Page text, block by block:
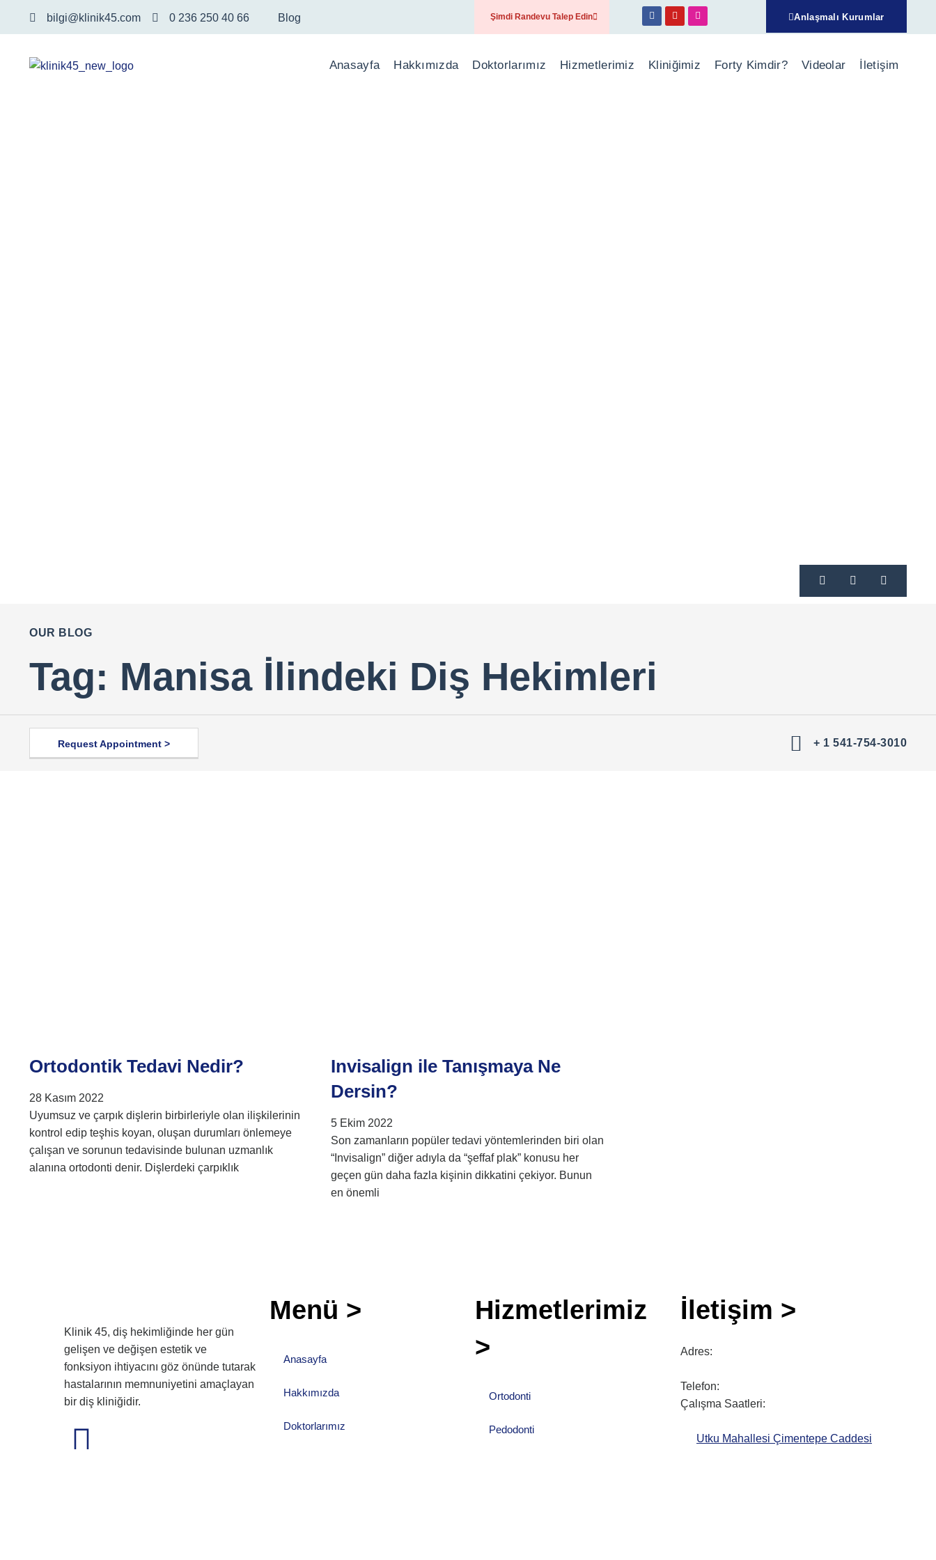
bilgi@klinik45.com 0 236 250 40 66 Blog Şimdi Randevu Talep Edin Anlaşmalı Kurumlar
Anasayfa Hakkımızda Doktorlarımız Hizmetlerimiz Kliniğimiz Forty Kimdir? Videolar İletişim
OUR BLOG
Tag: Manisa İlindeki Diş Hekimleri
Request Appointment > + 1 541-754-3010
Ortodontik Tedavi Nedir?
28 Kasım 2022
Uyumsuz ve çarpık dişlerin birbirleriyle olan ilişkilerinin
kontrol edip teşhis koyan, oluşan durumları önlemeye
çalışan ve sorunun tedavisinde bulunan uzmanlık
alanına ortodonti denir. Dişlerdeki çarpıklık
Invisalign ile Tanışmaya Ne
Dersin?
5 Ekim 2022
Son zamanların popüler tedavi yöntemlerinden biri olan
“Invisalign” diğer adıyla da “şeffaf plak” konusu her
geçen gün daha fazla kişinin dikkatini çekiyor. Bunun
en önemli
Klinik 45, diş hekimliğinde her gün
gelişen ve değişen estetik ve
fonksiyon ihtiyacını göz önünde tutarak
hastalarının memnuniyetini amaçlayan
bir diş kliniğidir.
Menü >
Anasayfa
Hakkımızda
Doktorlarımız
Hizmetlerimiz
>
Ortodonti
Pedodonti
İletişim >
Adres:
Telefon:
Çalışma Saatleri:
Utku Mahallesi Çimentepe Caddesi